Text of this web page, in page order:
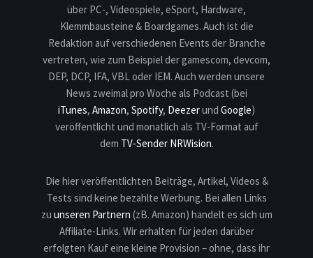
über PC-, Videospiele, eSport, Hardware,
Klemmbausteine & Boardgames. Auch ist die
Redaktion auf verschiedenen Events der Branche
vertreten, wie zum Beispiel der gamescom, devcom,
DEP, DCP, IFA, VBL oder IEM. Auch werden unsere
News zweimal pro Woche als Podcast (bei
iTunes, Amazon, Spotify, Deezerund Google)
veröffentlicht und monatlich als TV-Format auf
dem TV-Sender NRWision.
Die hier veröffentlichten Beiträge, Artikel, Videos &
Tests sind keine bezahlte Werbung. Bei allen Links
zu unseren Partnern (zB. Amazon) handelt es sich um
Affiliate-Links. Wir erhalten für jeden darüber
erfolgten Kauf eine kleine Provision – ohne, dass ihr